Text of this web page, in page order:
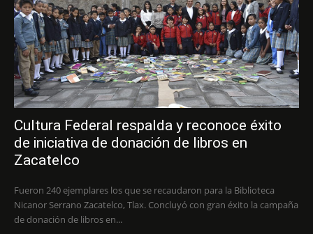
Cultura Federal respalda y reconoce éxito
de iniciativa de donación de libros en
Zacatelco
Fueron 240 ejemplares los que se recaudaron para la Biblioteca
Nicanor Serrano Zacatelco, Tlax. Concluyó con gran éxito la campaña
de donación de libros en...